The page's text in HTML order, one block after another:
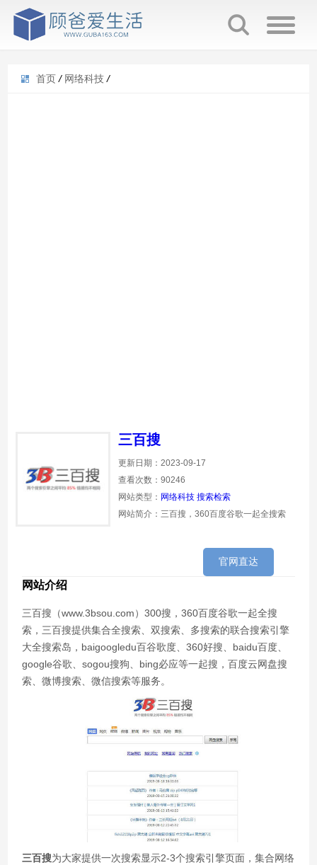
首页 / 网络科技 /
三百搜
更新日期：2023-09-17
查看次数：90246
网站类型： 网络科技 搜索检索
网站简介：三百搜，360百度谷歌一起全搜索
官网直达
网站介绍
三百搜（www.3bsou.com）300搜，360百度谷歌一起全搜
索，三百搜提供集合全搜索、双搜索、多搜索的联合搜索引擎
大全搜索岛，baigoogledu百谷歌度、360好搜、baidu百度、
google谷歌、sogou搜狗、bing必应等一起搜，百度云网盘搜
索、微博搜索、微信搜索等服务。
三百搜为大家提供一次搜索显示2-3个搜索引擎页面，集合网络